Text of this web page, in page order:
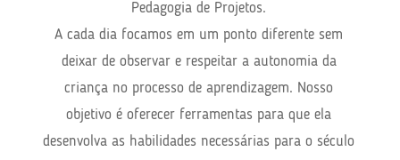
Pedagogia de Projetos.
A cada dia focamos em um ponto diferente sem
deixar de observar e respeitar a autonomia da
criança no processo de aprendizagem. Nosso
objetivo é oferecer ferramentas para que ela
desenvolva as habilidades necessárias para o século